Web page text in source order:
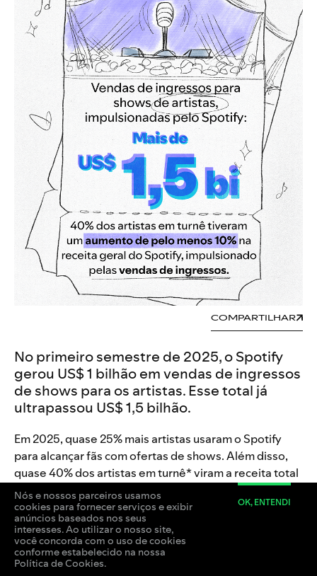
COMPARTILHAR
No primeiro semestre de 2025, o Spotify
gerou US$ 1 bilhão em vendas de ingressos
de shows para os artistas. Esse total já
ultrapassou US$ 1,5 bilhão.
Em 2025, quase 25% mais artistas usaram o Spotify
para alcançar fãs com ofertas de shows. Além disso,
quase 40% dos artistas em turnê* viram a receita total
no Spotify crescer em pelo menos 10% com a inclusão
da venda de ingressos nos royalties por stream.
O impacto financeiro do stream não se limita aos
royalties. Ele ajuda a transformar ouvintes cotidianos
Nós e nossos parceiros usamos
cookies para fornecer serviços e exibir
anúncios baseados nos seus
interesses. Ao utilizar o nosso site,
você concorda com o uso de cookies
conforme estabelecido na nossa
Política de Cookies.
OK, ENTENDI